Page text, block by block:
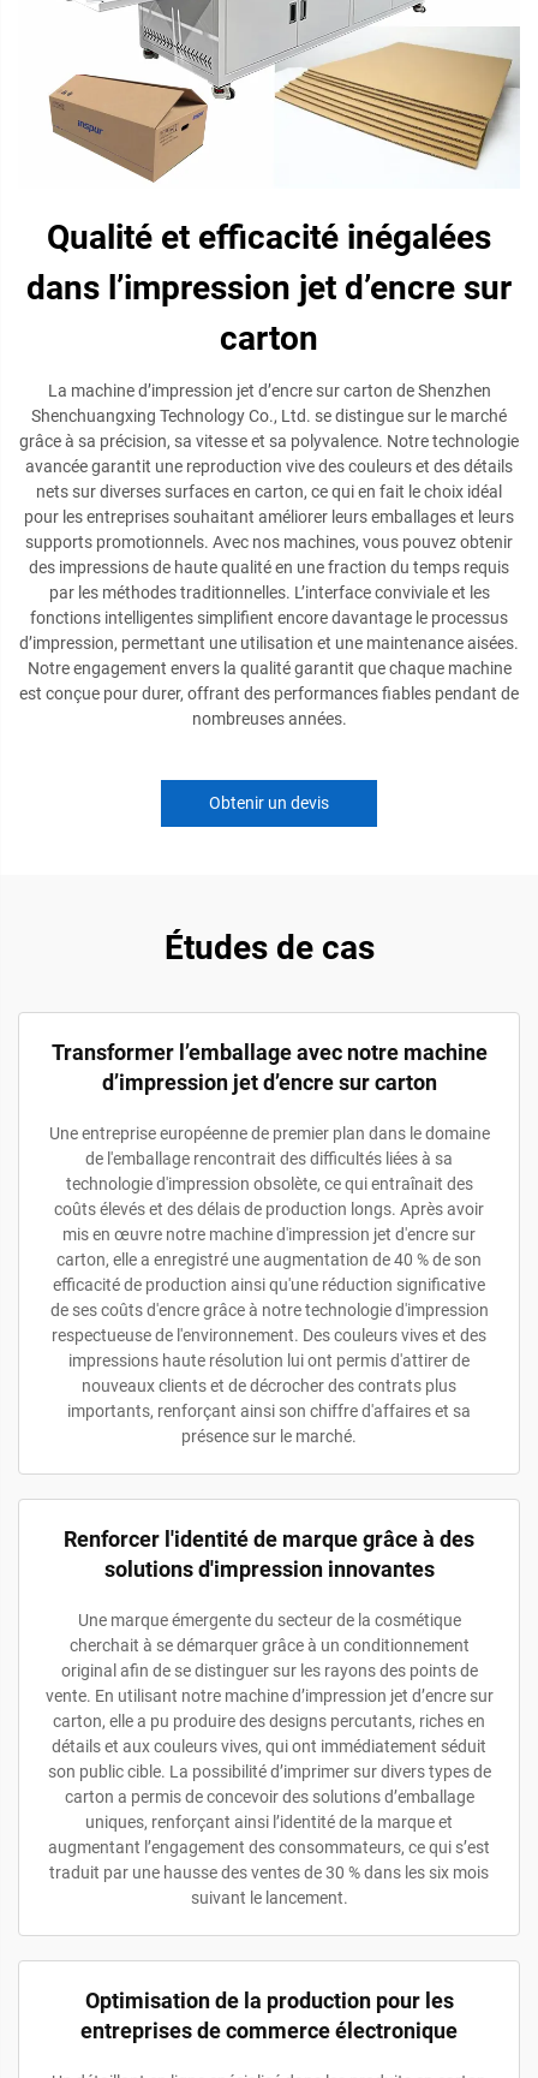
Qualité et efficacité inégalées
dans l’impression jet d’encre sur
carton
La machine d’impression jet d’encre sur carton de Shenzhen
Shenchuangxing Technology Co., Ltd. se distingue sur le marché
grâce à sa précision, sa vitesse et sa polyvalence. Notre technologie
avancée garantit une reproduction vive des couleurs et des détails
nets sur diverses surfaces en carton, ce qui en fait le choix idéal
pour les entreprises souhaitant améliorer leurs emballages et leurs
supports promotionnels. Avec nos machines, vous pouvez obtenir
des impressions de haute qualité en une fraction du temps requis
par les méthodes traditionnelles. L’interface conviviale et les
fonctions intelligentes simplifient encore davantage le processus
d’impression, permettant une utilisation et une maintenance aisées.
Notre engagement envers la qualité garantit que chaque machine
est conçue pour durer, offrant des performances fiables pendant de
nombreuses années.
Obtenir un devis
Études de cas
Transformer l’emballage avec notre machine
d’impression jet d’encre sur carton
Une entreprise européenne de premier plan dans le domaine
de l'emballage rencontrait des difficultés liées à sa
technologie d'impression obsolète, ce qui entraînait des
coûts élevés et des délais de production longs. Après avoir
mis en œuvre notre machine d'impression jet d'encre sur
carton, elle a enregistré une augmentation de 40 % de son
efficacité de production ainsi qu'une réduction significative
de ses coûts d'encre grâce à notre technologie d'impression
respectueuse de l'environnement. Des couleurs vives et des
impressions haute résolution lui ont permis d'attirer de
nouveaux clients et de décrocher des contrats plus
importants, renforçant ainsi son chiffre d'affaires et sa
présence sur le marché.
Renforcer l'identité de marque grâce à des
solutions d'impression innovantes
Une marque émergente du secteur de la cosmétique
cherchait à se démarquer grâce à un conditionnement
original afin de se distinguer sur les rayons des points de
vente. En utilisant notre machine d’impression jet d’encre sur
carton, elle a pu produire des designs percutants, riches en
détails et aux couleurs vives, qui ont immédiatement séduit
son public cible. La possibilité d’imprimer sur divers types de
carton a permis de concevoir des solutions d’emballage
uniques, renforçant ainsi l’identité de la marque et
augmentant l’engagement des consommateurs, ce qui s’est
traduit par une hausse des ventes de 30 % dans les six mois
suivant le lancement.
Optimisation de la production pour les
entreprises de commerce électronique